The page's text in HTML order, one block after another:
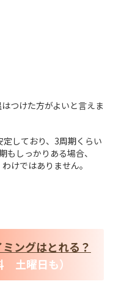
つけた方がよいと言えま
しており、3周期くらい
もしっかりある場合、
けではありません。
ングはとれる？
土曜日も）